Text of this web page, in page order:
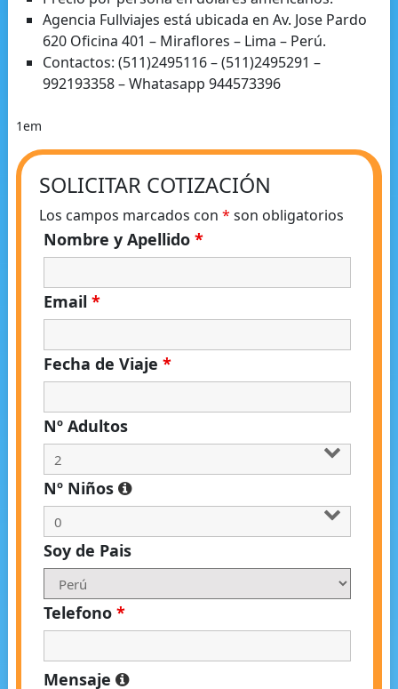
Agencia Fullviajes está ubicada en Av. Jose Pardo
620 Oficina 401 – Miraflores – Lima – Perú.
Contactos: (511)2495116 – (511)2495291 –
992193358 – Whatasapp 944573396
1em
SOLICITAR COTIZACIÓN
Los campos marcados con * son obligatorios
Nombre y Apellido *
Email *
Fecha de Viaje *
Nº Adultos
Nº Niños
Soy de Pais
Telefono *
Mensaje